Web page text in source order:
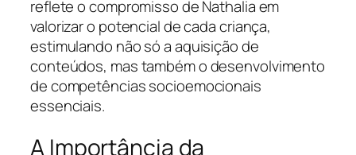
reflete o compromisso de Nathalia em
valorizar o potencial de cada criança,
estimulando não só a aquisição de
conteúdos, mas também o desenvolvimento
de competências socioemocionais
essenciais.
A Importância da